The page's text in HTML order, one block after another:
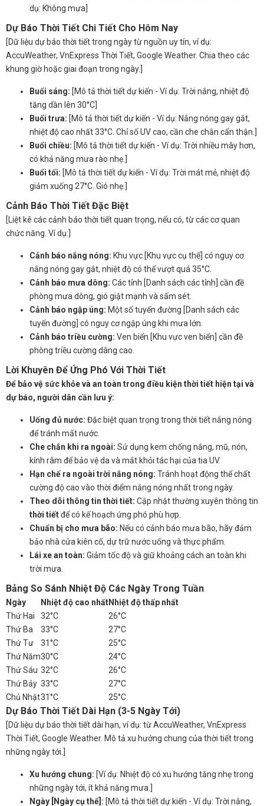
dụ: Không mưa]
Dự Báo Thời Tiết Chi Tiết Cho Hôm Nay
[Dữ liệu dự báo thời tiết trong ngày từ nguồn uy tín, ví dụ:
AccuWeather, VnExpress Thời Tiết, Google Weather. Chia theo các
khung giờ hoặc giai đoạn trong ngày.]
Buổi sáng: [Mô tả thời tiết dự kiến - Ví dụ: Trời nắng, nhiệt độ
tăng dần lên 30°C]
Buổi trưa: [Mô tả thời tiết dự kiến - Ví dụ: Nắng nóng gay gắt,
nhiệt độ cao nhất 33°C. Chỉ số UV cao, cần che chắn cẩn thận.]
Buổi chiều: [Mô tả thời tiết dự kiến - Ví dụ: Trời nhiều mây hơn,
có khả năng mưa rào nhẹ.]
Buổi tối: [Mô tả thời tiết dự kiến - Ví dụ: Trời mát mẻ, nhiệt độ
giảm xuống 27°C. Gió nhẹ.]
Cảnh Báo Thời Tiết Đặc Biệt
[Liệt kê các cảnh báo thời tiết quan trọng, nếu có, từ các cơ quan
chức năng. Ví dụ:]
Cảnh báo nắng nóng: Khu vực [Khu vực cụ thể] có nguy cơ
nắng nóng gay gắt, nhiệt độ có thể vượt quá 35°C.
Cảnh báo mưa dông: Các tỉnh [Danh sách các tỉnh] cần đề
phòng mưa dông, gió giật mạnh và sấm sét.
Cảnh báo ngập úng: Một số tuyến đường [Danh sách các
tuyến đường] có nguy cơ ngập úng khi mưa lớn.
Cảnh báo triều cường: Ven biển [Khu vực ven biển] cần đề
phòng triều cường dâng cao.
Lời Khuyên Để Ứng Phó Với Thời Tiết
Để bảo vệ sức khỏe và an toàn trong điều kiện thời tiết hiện tại và
dự báo, người dân cần lưu ý:
Uống đủ nước: Đặc biệt quan trọng trong thời tiết nắng nóng
để tránh mất nước.
Che chắn khi ra ngoài: Sử dụng kem chống nắng, mũ, nón,
kính râm để bảo vệ da và mắt khỏi tác hại của tia UV.
Hạn chế ra ngoài trời nắng nóng: Tránh hoạt động thể chất
cường độ cao vào thời điểm nắng nóng nhất trong ngày.
Theo dõi thông tin thời tiết: Cập nhật thường xuyên thông tin
thời tiếtđể có kế hoạch ứng phó phù hợp.
Chuẩn bị cho mưa bão: Nếu có cảnh báo mưa bão, hãy đảm
bảo nhà cửa kiên cố, dự trữ nước uống và thực phẩm.
Lái xe an toàn: Giảm tốc độ và giữ khoảng cách an toàn khi
trời mưa.
Bảng So Sánh Nhiệt Độ Các Ngày Trong Tuần
Ngày Nhiệt độ cao nhấtNhiệt độ thấp nhất
Thứ Hai
32°C
26°C
Thứ Ba
33°C
27°C
Thứ Tư
31°C
25°C
Thứ Năm30°C
24°C
Thứ Sáu 32°C
26°C
Thứ Bảy 33°C
27°C
Chủ Nhật31°C 25°C
Dự Báo Thời Tiết Dài Hạn (3-5 Ngày Tới)
[Dữ liệu dự báo thời tiết dài hạn, ví dụ: từ AccuWeather, VnExpress
Thời Tiết, Google Weather. Mô tả xu hướng chung của thời tiết trong
những ngày tới.]
Xu hướng chung: [Ví dụ: Nhiệt độ có xu hướng tăng nhẹ trong
những ngày tới, ít khả năng mưa.]
Ngày [Ngày cụ thể]: [Mô tả thời tiết dự kiến - Ví dụ: Trời nắng,